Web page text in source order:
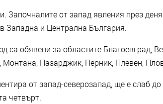
Започналите от запад явления през
Западна и Централна България.
са обявени за областите Благоевград,
Монтана, Пазарджик, Перник, Плевен,
от запад-северозапад, ще е слаб
четвърт.